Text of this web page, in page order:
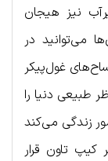
نیز هیجان
می‌توانید در
غول‌پیکر
طبیعی دنیا را
زندگی می‌کند
تاون قرار